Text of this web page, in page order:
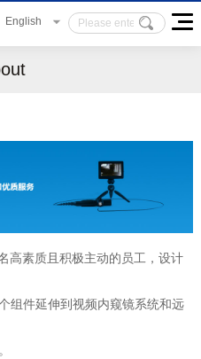
English
高素质且积极主动的员工，设计
组件延伸到视频内窥镜系统和远